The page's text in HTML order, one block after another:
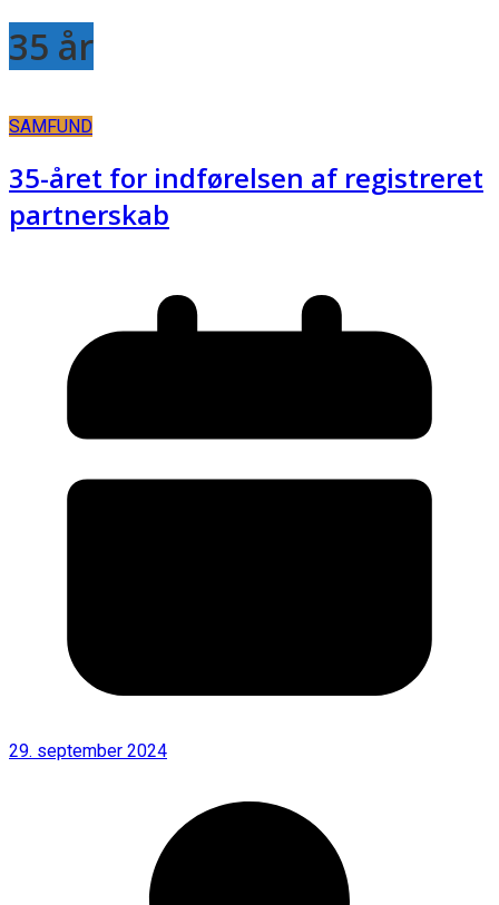
35 år
SAMFUND
35-året for indførelsen af registreret
partnerskab
29. september 2024